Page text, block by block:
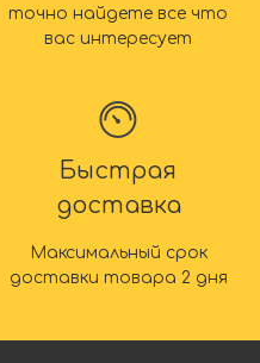
точно найдете все что
вас интересует
Быстрая
доставка
Максимальный срок
доставки товара 2 дня